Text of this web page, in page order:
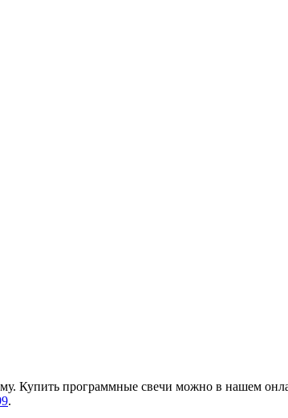
Купить программные свечи можно в нашем
.